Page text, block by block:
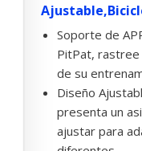
Soporte de
PitPat, rastree
de su
Diseño
presenta un
ajustar para